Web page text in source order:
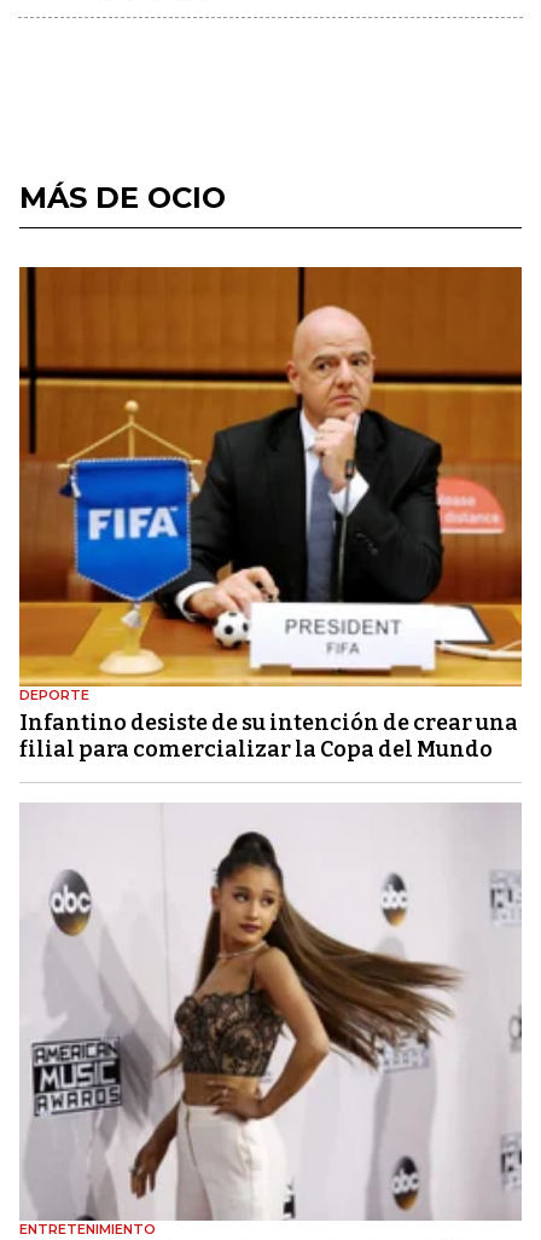
MÁS DE OCIO
DEPORTE
Infantino desiste de su intención de crear una
filial para comercializar la Copa del Mundo
ENTRETENIMIENTO